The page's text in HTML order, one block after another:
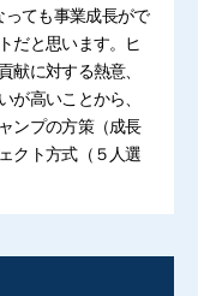
ても事業成長がで
だと思います。ヒ
献に対する熱意、
が高いことから、
ンプの方策（成長
クト方式（５人選